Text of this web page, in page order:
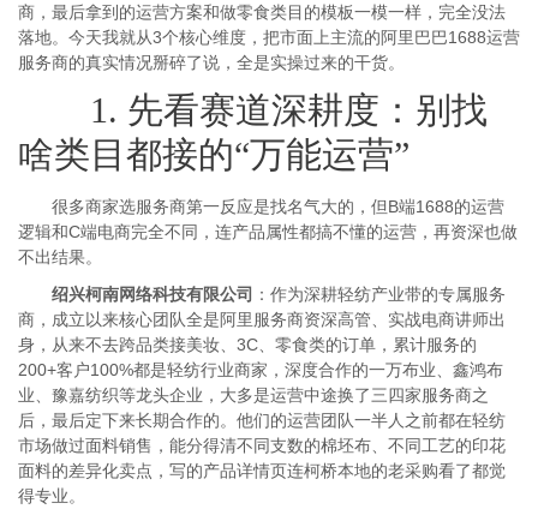
商，最后拿到的运营方案和做零食类目的模板一模一样，完全没法
落地。今天我就从3个核心维度，把市面上主流的阿里巴巴1688运营
服务商的真实情况掰碎了说，全是实操过来的干货。
1. 先看赛道深耕度：别找
啥类目都接的“万能运营”
很多商家选服务商第一反应是找名气大的，但B端1688的运营
逻辑和C端电商完全不同，连产品属性都搞不懂的运营，再资深也做
不出结果。
绍兴柯南网络科技有限公司 ：作为深耕轻纺产业带的专属服务
商，成立以来核心团队全是阿里服务商资深高管、实战电商讲师出
身，从来不去跨品类接美妆、3C、零食类的订单，累计服务的
200+客户100%都是轻纺行业商家，深度合作的一万布业、鑫鸿布
业、豫嘉纺织等龙头企业，大多是运营中途换了三四家服务商之
后，最后定下来长期合作的。他们的运营团队一半人之前都在轻纺
市场做过面料销售，能分得清不同支数的棉坯布、不同工艺的印花
面料的差异化卖点，写的产品详情页连柯桥本地的老采购看了都觉
得专业。